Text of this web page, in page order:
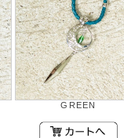
GREEN